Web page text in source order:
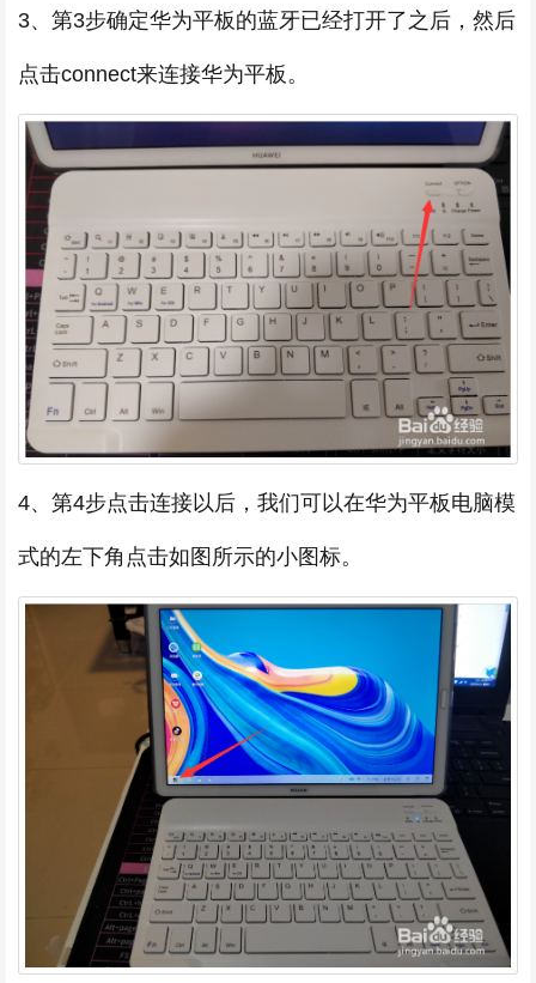
3、第3步确定华为平板的蓝牙已经打开了之后，然后
点击connect来连接华为平板。
4、第4步点击连接以后，我们可以在华为平板电脑模
式的左下角点击如图所示的小图标。